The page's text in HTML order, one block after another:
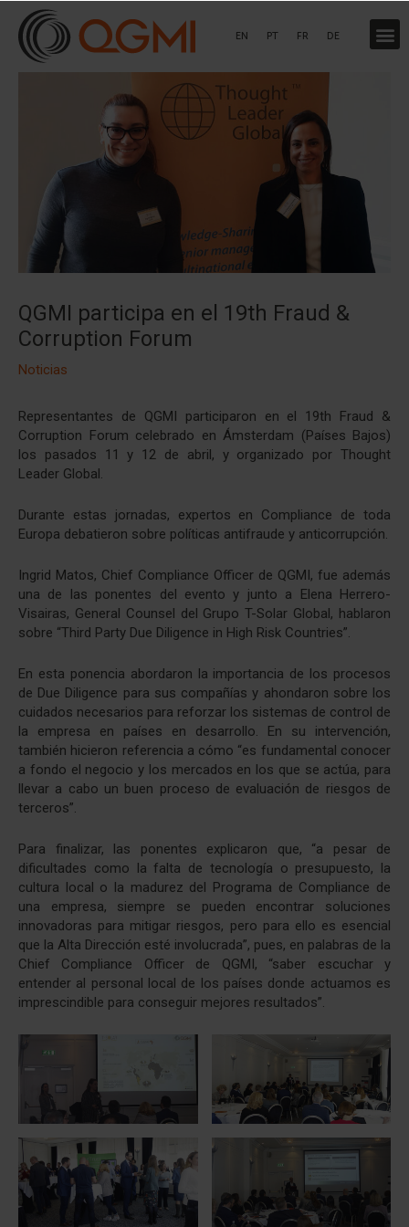
contenido
EN PT FR DE
QGMI participa en el 19th Fraud &
Corruption Forum
Noticias
Representantes de QGMI participaron en el 19th Fraud &
Corruption Forum celebrado en Ámsterdam (Países Bajos)
los pasados 11 y 12 de abril, y organizado por Thought
Leader Global.
Durante estas jornadas, expertos en Compliance de toda
Europa debatieron sobre políticas antifraude y anticorrupción.
Ingrid Matos, Chief Compliance Officer de QGMI, fue además
una de las ponentes del evento y junto a Elena Herrero-
Visairas, General Counsel del Grupo T-Solar Global, hablaron
sobre “Third Party Due Diligence in High Risk Countries”.
En esta ponencia abordaron la importancia de los procesos
de Due Diligence para sus compañías y ahondaron sobre los
cuidados necesarios para reforzar los sistemas de control de
la empresa en países en desarrollo. En su intervención,
también hicieron referencia a cómo “es fundamental conocer
a fondo el negocio y los mercados en los que se actúa, para
llevar a cabo un buen proceso de evaluación de riesgos de
terceros”.
Para finalizar, las ponentes explicaron que, “a pesar de
dificultades como la falta de tecnología o presupuesto, la
cultura local o la madurez del Programa de Compliance de
una empresa, siempre se pueden encontrar soluciones
innovadoras para mitigar riesgos, pero para ello es esencial
que la Alta Dirección esté involucrada”, pues, en palabras de la
Chief Compliance Officer de QGMI, “saber escuchar y
entender al personal local de los países donde actuamos es
imprescindible para conseguir mejores resultados”.